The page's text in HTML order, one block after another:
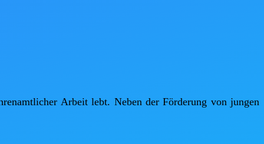
Arbeit lebt. Neben der Förderung von jungen